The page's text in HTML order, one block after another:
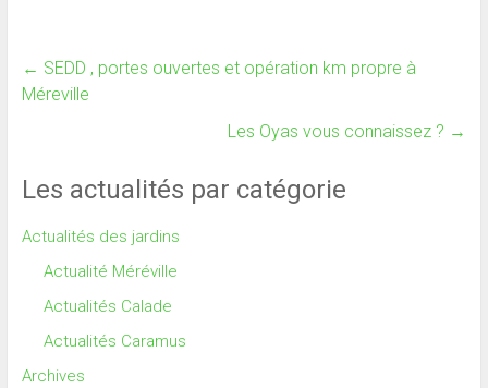
← SEDD , portes ouvertes et opération km propre à
Méreville
Les Oyas vous connaissez ? →
Les actualités par catégorie
Actualités des jardins
Actualité Méréville
Actualités Calade
Actualités Caramus
Archives